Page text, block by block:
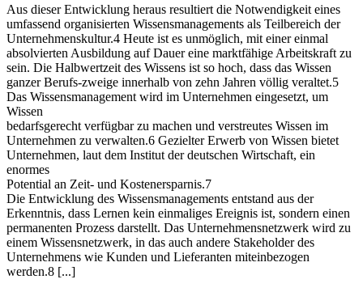
Aus dieser Entwicklung heraus resultiert die Notwendigkeit eines
umfassend organisierten Wissensmanagements als Teilbereich der
Unternehmenskultur.4 Heute ist es unmöglich, mit einer einmal
absolvierten Ausbildung auf Dauer eine marktfähige Arbeitskraft zu
sein. Die Halbwertzeit des Wissens ist so hoch, dass das Wissen
ganzer Berufs-zweige innerhalb von zehn Jahren völlig veraltet.5
Das Wissensmanagement wird im Unternehmen eingesetzt, um
Wissen
bedarfsgerecht verfügbar zu machen und verstreutes Wissen im
Unternehmen zu verwalten.6 Gezielter Erwerb von Wissen bietet
Unternehmen, laut dem Institut der deutschen Wirtschaft, ein
enormes
Potential an Zeit- und Kostenersparnis.7
Die Entwicklung des Wissensmanagements entstand aus der
Erkenntnis, dass Lernen kein einmaliges Ereignis ist, sondern einen
permanenten Prozess darstellt. Das Unternehmensnetzwerk wird zu
einem Wissensnetzwerk, in das auch andere Stakeholder des
Unternehmens wie Kunden und Lieferanten miteinbezogen
werden.8 [...]